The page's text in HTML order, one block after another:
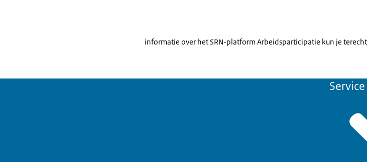
informatie over het SRN-platform Arbeidsparticipatie kun je
Service